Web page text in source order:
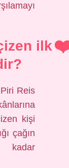
ilk
Reis
kişi
çağın
kadar